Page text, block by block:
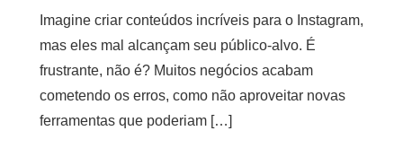
Imagine criar conteúdos incríveis para o Instagram,
mas eles mal alcançam seu público-alvo. É
frustrante, não é? Muitos negócios acabam
cometendo os erros, como não aproveitar novas
ferramentas que poderiam […]